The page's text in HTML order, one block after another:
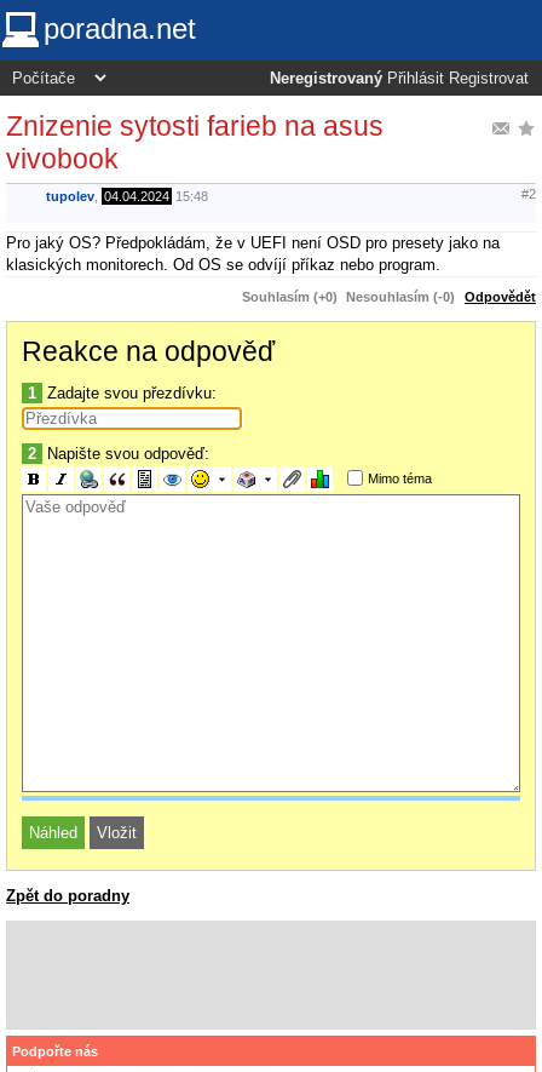
poradna.net
Neregistrovaný Přihlásit Registrovat
Znizenie sytosti farieb na asus
vivobook
tupolev 04.04.2024 15:48 #2
Pro jaký OS? Předpokládám, že v UEFI není OSD pro presety jako na
klasických monitorech. Od OS se odvíjí příkaz nebo program.
Souhlasím (+0) Nesouhlasím (-0) Odpovědět
Reakce na odpověď
1 Zadajte svou přezdívku:
2 Napište svou odpověď:
Mimo téma
Zpět do poradny
Podpořte nás